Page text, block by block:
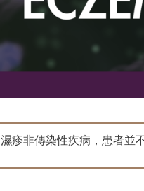
濕疹非傳染性疾病，患者並